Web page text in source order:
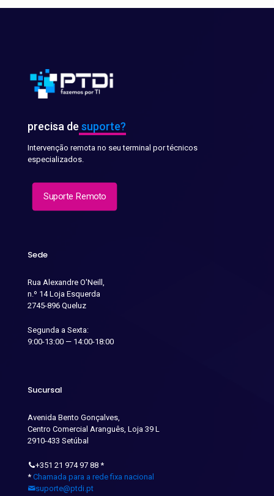
precisa de suporte?
Intervenção remota no seu terminal por técnicos
especializados.
Suporte Remoto
Sede
Rua Alexandre O'Neill,
n.º 14 Loja Esquerda
2745-896 Queluz
Segunda a Sexta:
9:00-13:00 — 14:00-18:00
Sucursal
Avenida Bento Gonçalves,
Centro Comercial Aranguês, Loja 39 L
2910-433 Setúbal
+351 21 974 97 88 *
* Chamada para a rede fixa nacional
suporte@ptdi.pt